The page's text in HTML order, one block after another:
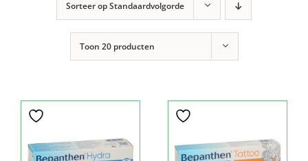
Sorteer opStandaardvolgorde
Toon 20 producten